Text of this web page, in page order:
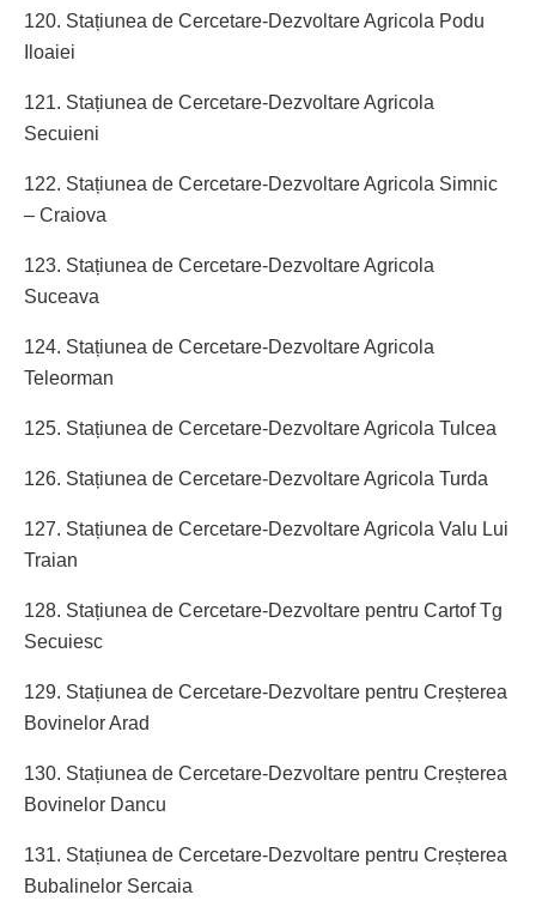
120. Stațiunea de Cercetare-Dezvoltare Agricola Podu
Iloaiei
121. Stațiunea de Cercetare-Dezvoltare Agricola
Secuieni
122. Stațiunea de Cercetare-Dezvoltare Agricola Simnic
– Craiova
123. Stațiunea de Cercetare-Dezvoltare Agricola
Suceava
124. Stațiunea de Cercetare-Dezvoltare Agricola
Teleorman
125. Stațiunea de Cercetare-Dezvoltare Agricola Tulcea
126. Stațiunea de Cercetare-Dezvoltare Agricola Turda
127. Stațiunea de Cercetare-Dezvoltare Agricola Valu Lui
Traian
128. Stațiunea de Cercetare-Dezvoltare pentru Cartof Tg
Secuiesc
129. Stațiunea de Cercetare-Dezvoltare pentru Creșterea
Bovinelor Arad
130. Stațiunea de Cercetare-Dezvoltare pentru Creșterea
Bovinelor Dancu
131. Stațiunea de Cercetare-Dezvoltare pentru Creșterea
Bubalinelor Sercaia